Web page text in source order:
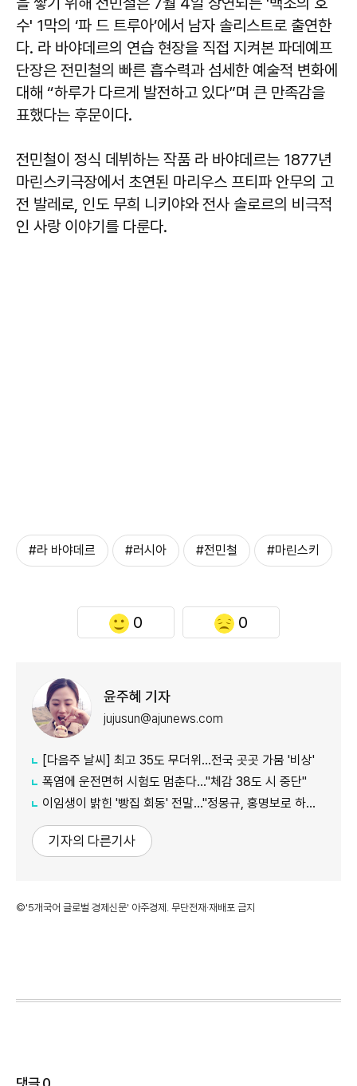
수' 1막의 ‘파 드 트루아’에서 남자 솔리스트로 출연한
다. 라 바야데르의 연습 현장을 직접 지켜본 파데예프
단장은 전민철의 빠른 흡수력과 섬세한 예술적 변화에
대해 “하루가 다르게 발전하고 있다”며 큰 만족감을
표했다는 후문이다.
전민철이 정식 데뷔하는 작품 라 바야데르는 1877년
마린스키극장에서 초연된 마리우스 프티파 안무의 고
전 발레로, 인도 무희 니키야와 전사 솔로르의 비극적
인 사랑 이야기를 다룬다.
#라 바야데르 #러시아 #전민철 #마린스키
0 0
윤주혜 기자
jujusun@ajunews.com
[다음주 날씨] 최고 35도 무더위…전국 곳곳 가뭄 '비상'
폭염에 운전면허 시험도 멈춘다…"체감 38도 시 중단"
이임생이 밝힌 '빵집 회동' 전말…"정몽규, 홍명보로 하라 지시"
기자의 다른기사
©'5개국어 글로벌 경제신문' 아주경제. 무단전재·재배포 금지